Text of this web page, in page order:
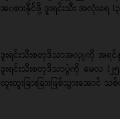
အ၀စားနိုင်ဖို့ ဒူးရင်းသီး အလုံးရေ (
ဒူးရင်းသီးစတုဒိသာအလှူကို အရင်နှစ်
ဒူးရင်းသီးစတုဒိသာပွဲကို မေလ (၂
ထူးထူးခြားခြားဖြစ်သွားအော